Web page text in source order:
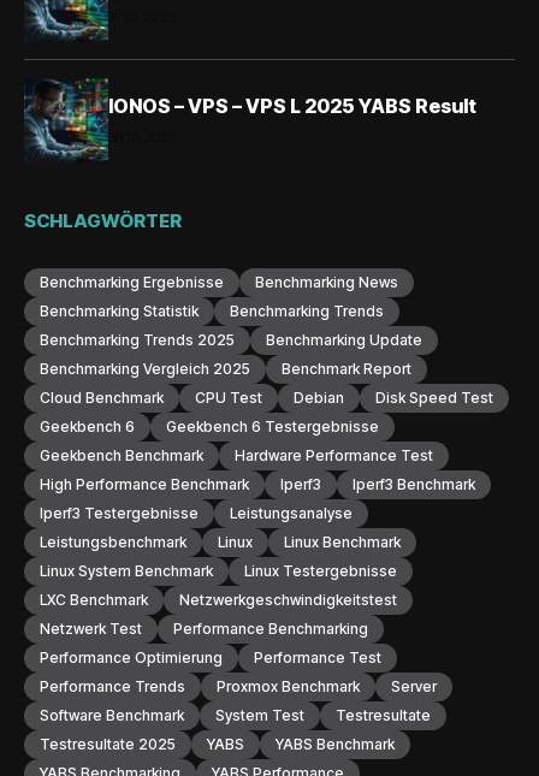
IONOS – VPS – VPS L 2025 YABS Result
SCHLAGWÖRTER
Benchmarking Ergebnisse
Benchmarking News
Benchmarking Statistik
Benchmarking Trends
Benchmarking Trends 2025
Benchmarking Update
Benchmarking Vergleich 2025
Benchmark Report
Cloud Benchmark
CPU Test Debian
Disk Speed Test
Geekbench 6
Geekbench 6 Testergebnisse
Geekbench Benchmark
Hardware Performance Test
High Performance Benchmark
Iperf3
Iperf3 Benchmark
Iperf3 Testergebnisse
Leistungsanalyse
Leistungsbenchmark
Linux
Linux Benchmark
Linux System Benchmark
Linux Testergebnisse
LXC Benchmark
Netzwerkgeschwindigkeitstest
Netzwerk Test
Performance Benchmarking
Performance Optimierung
Performance Test
Performance Trends
Proxmox Benchmark
Server
Software Benchmark
System Test
Testresultate
Testresultate 2025
YABS
YABS Benchmark